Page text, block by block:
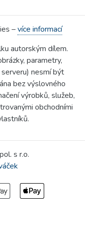
–více informací
autorským dílem.
parametry,
nesmí být
bez výslovného
výrobků, služeb,
obchodními
s r.o.